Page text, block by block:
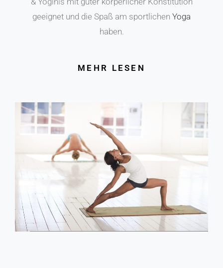
geeignet und die Spaß am sportlichen Yoga
haben.
MEHR LESEN